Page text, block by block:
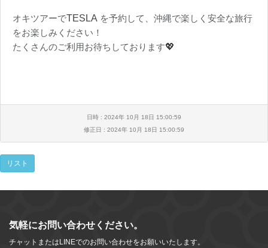
オキツアーでTESLA を予約して、沖縄で楽しく安全な旅行
をお楽しみください！
たくさんのご利用お待ちしております💖
日時 : 2024年 10月 18日 15:00:59
修正日 : 2024年 10月 18日 15:00:59
リスト
気軽にお問い合わせください。
チャットまたはLINEでのお問い合わせをお願いいたします。